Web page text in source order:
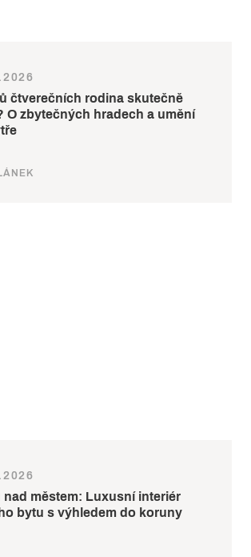
čtverečních rodina skutečně
O zbytečných hradech a umění
nad městem: Luxusní interiér
bytu s výhledem do koruny